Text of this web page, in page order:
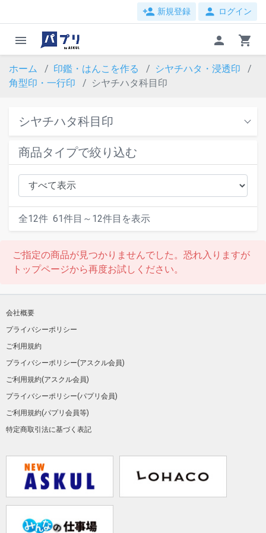
person_add 新規登録 person ログイン
menu person shopping_cart
ホーム 印鑑・はんこを作る
シヤチハタ・浸透印
角型印・一行印
シヤチハタ科目印
シヤチハタ科目印
商品タイプで絞り込む
全12件 61件目～ 12件目を表示
ご指定の商品が見つかりませんでした。恐れ入りますが
トップページから再度お試しください。
会社概要
プライバシーポリシー
ご利用規約
プライバシーポリシー(アスクル会員)
ご利用規約(アスクル会員)
プライバシーポリシー(パプリ会員)
ご利用規約(パプリ会員等)
特定商取引法に基づく表記